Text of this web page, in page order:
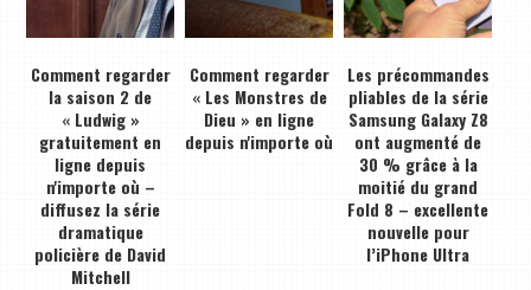
Comment regarder
la saison 2 de
« Ludwig »
gratuitement en
ligne depuis
n'importe où –
diffusez la série
dramatique
policière de David
Mitchell
Comment regarder
« Les Monstres de
Dieu » en ligne
depuis n'importe où
Les précommandes
pliables de la série
Samsung Galaxy Z8
ont augmenté de
30 % grâce à la
moitié du grand
Fold 8 – excellente
nouvelle pour
l’iPhone Ultra